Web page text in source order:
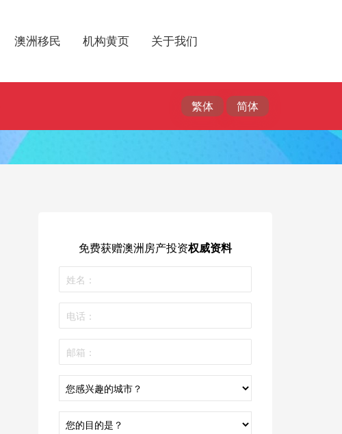
澳洲移民 机构黄页 关于我们
免费获赠澳洲房产投资权威资料